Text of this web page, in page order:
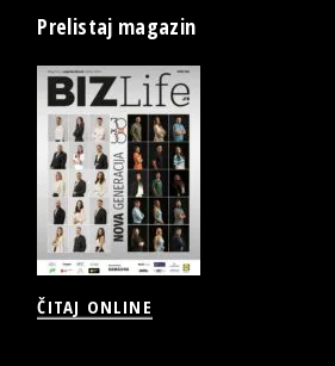
Prelistaj magazin
ČITAJ ONLINE